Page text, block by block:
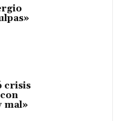
crisis
mal»